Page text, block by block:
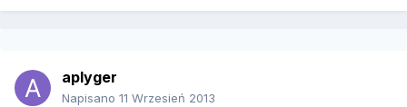
aplyger
Napisano 11 Wrzesień 2013